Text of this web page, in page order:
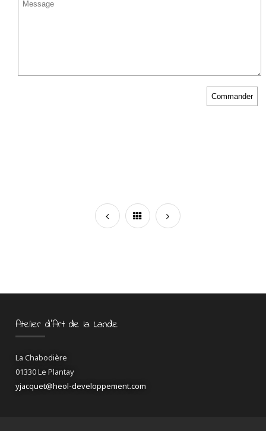
Atelier d’Art de la Lande
La Chabodière
01330 Le Plantay
yjacquet@heol-developpement.com